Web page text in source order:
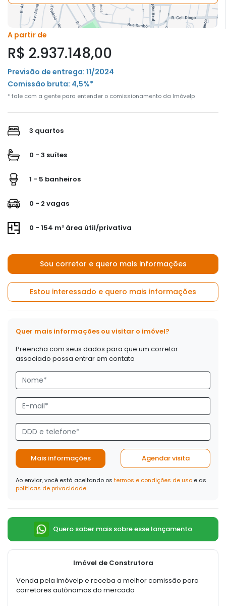
A partir de
R$ 2.937.148,00
Previsão de entrega: 11/2024
Comissão bruta: 4,5%*
* fale com a gente para entender o comissionamento da Imóvelp
3 quartos
0 - 3 suítes
1 - 5 banheiros
0 - 2 vagas
0 - 154 m² área útil/privativa
Sou corretor e quero mais informações
Estou interessado e quero mais informações
Quer mais informações ou visitar o imóvel?
Preencha com seus dados para que um corretor
associado possa entrar em contato
Mais informações Agendar visita
Ao enviar, você está aceitando os termos e condições de uso e as
políticas de privacidade
Quero saber mais sobre esse lançamento
Imóvel de Construtora
Venda pela Imóvelp e receba a melhor comissão para
corretores autônomos do mercado